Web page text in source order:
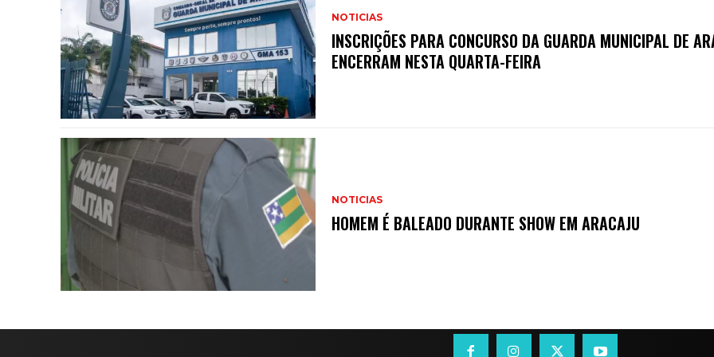
NOTICIAS
INSCRIÇÕES PARA CONCURSO DA GUARDA MUNICIPAL DE
ENCERRAM NESTA QUARTA-FEIRA
NOTICIAS
HOMEM É BALEADO DURANTE SHOW EM ARACAJU